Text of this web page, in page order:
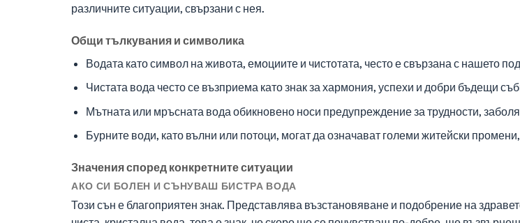
различните ситуации, свързани с нея.
Общи тълкувания и символика
Водата като символ на живота, емоциите и чистотата, често е свързана с нашето
Чистата вода често се възприема като знак за хармония, успехи и добри бъдещи
Мътната или мръсната вода обикновено носи предупреждение за трудности,
Бурните води, като вълни или потоци, могат да означават големи житейски
Значения според конкретните ситуации
АКО СИ БОЛЕН И СЪНУВАШ БИСТРА ВОДА
Този сън е благоприятен знак. Представлява възстановяване и подобрение на